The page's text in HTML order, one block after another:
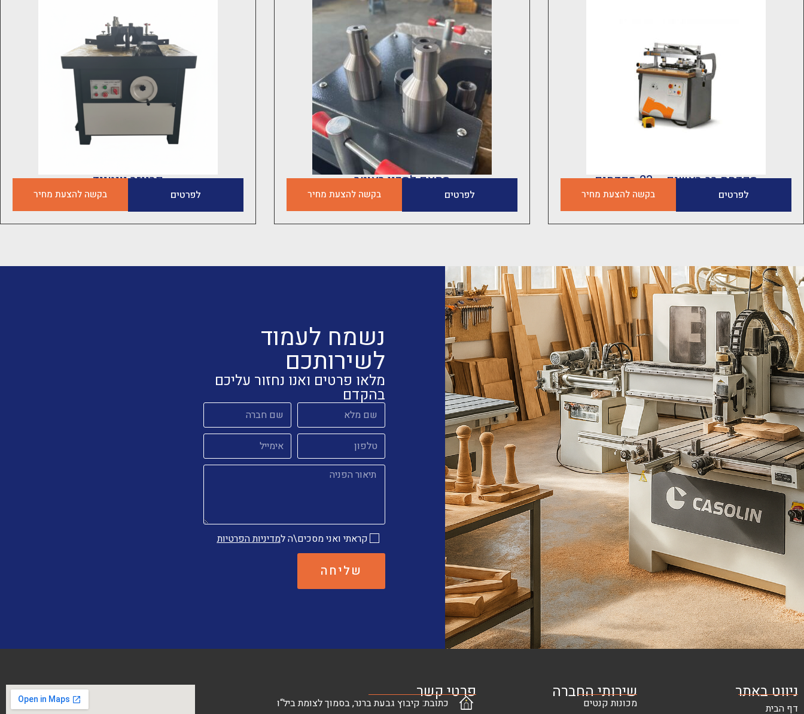
מקדחת רב ראשים – 23 מקדחים
לפרטים בקשה להצעת מחיר
מתאם לסכין ראוטר
לפרטים בקשה להצעת מחיר
פרייזר יונטייד
לפרטים בקשה להצעת מחיר
נשמח לעמוד
לשירותכם
מלאו פרטים ואנו נחזור עליכם
בהקדם
קראתי ואני מסכים\ה למדיניות הפרטיות
שליחה
ניווט באתר
דף הבית
שירותי החברה
מכונות קנטים
פרטי קשר
כתובת: קיבוץ גבעת ברנר, בסמוך לצומת ביל“ו